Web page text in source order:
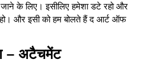
के लिए। इसीलिए हमेशा डटे रहो और
और इसी को हम बोलते हैं द आर्ट ऑफ
– अटैचमेंट